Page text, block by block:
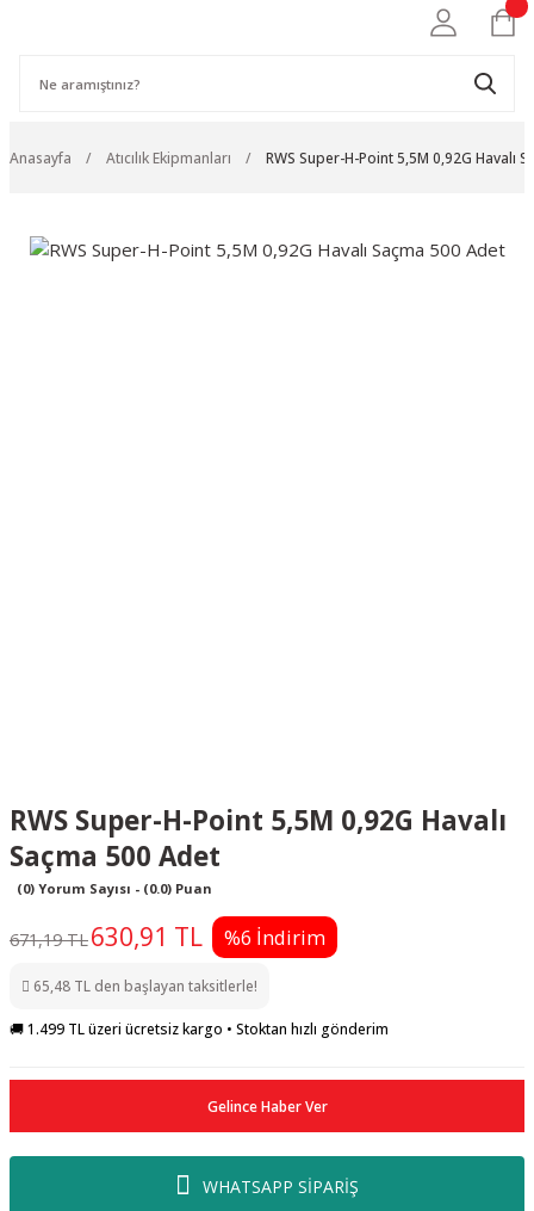
Anasayfa Atıcılık Ekipmanları RWS Super-H-Point 5,5M 0,92G Havalı
RWS Super-H-Point 5,5M 0,92G Havalı
Saçma 500 Adet
(0) Yorum Sayısı - (0.0) Puan
671,19 TL630,91 TL %6 İndirim
65,48 TL den başlayan taksitlerle!
🚚 1.499 TL üzeri ücretsiz kargo • Stoktan hızlı gönderim
Gelince Haber Ver
WHATSAPP SİPARİŞ